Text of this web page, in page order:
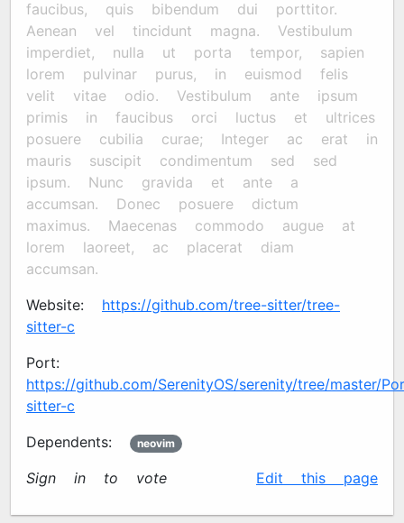
faucibus, quis bibendum dui porttitor.
Aenean vel tincidunt magna. Vestibulum
imperdiet, nulla ut porta tempor, sapien
lorem pulvinar purus, in euismod felis
velit vitae odio. Vestibulum ante ipsum
primis in faucibus orci luctus et ultrices
posuere cubilia curae; Integer ac erat in
mauris suscipit condimentum sed sed
ipsum. Nunc gravida et ante a
accumsan. Donec posuere dictum
maximus. Maecenas commodo augue at
lorem laoreet, ac placerat diam
accumsan.
Website: https://github.com/tree-sitter/tree-
sitter-c
Port:
https://github.com/SerenityOS/serenity/tree/master/
sitter-c
Dependents: neovim
Sign in to vote Edit this page